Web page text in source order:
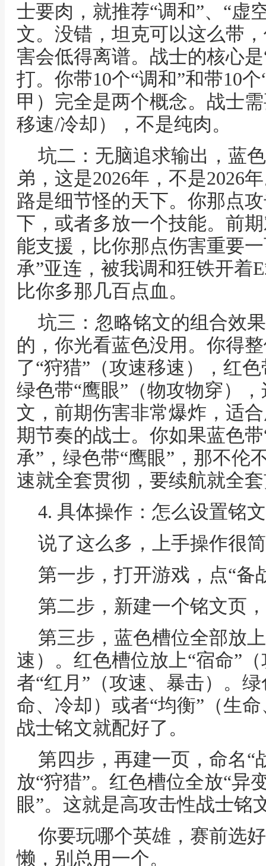
士要肉，就推荐“调和”、“虚
文。没错，坦克可以这么带
害会低得离谱。战士的核心
打。你带10个“调和”和带10
甲）完全是两个概念。战士
移速/冷却），不是纯肉。
坑二：无脑追求输出，蓝
弟，这是2026年，不是2026
路是细节怪的天下。你那点
下，或者多放一个技能。前
能支援，比你那点伤害重要
承”亚连，被我调和狂铁开着
比你多那几百点血。
坑三：忽略铭文的组合效
的，你光看蓝色没用。你得
了“狩猎”（攻速移速），红
绿色带“鹰眼”（物攻物穿）
文，前期伤害非常爆炸，适
期节奏的战士。你如果蓝色
承”，绿色带“鹰眼”，那不伦
速就全套贯彻，要续航就全
4. 具体操作：怎么设置铭
说了这么多，上手操作很
第一步，打开游戏，点“备
第二步，新建一个铭文页
第三步，蓝色槽位全部放
速）。红色槽位放上“宿命”
者“红月”（攻速、暴击）。
命、冷却）或者“均衡”（生
战士铭文就配好了。
第四步，再建一页，命名“
放“狩猎”。红色槽位全放“异
眼”。这就是高攻击性战士铭
你要玩哪个英雄，赛前选
懒，别总用一个。